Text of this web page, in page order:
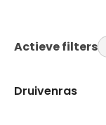
Actieve filters
Druivenras